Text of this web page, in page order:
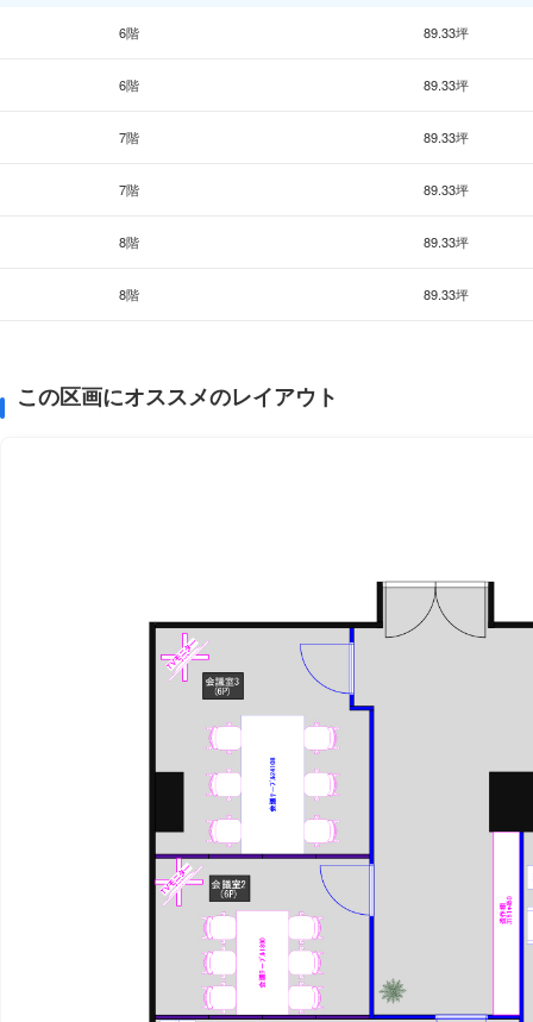
6階 89.33坪
6階 89.33坪
7階 89.33坪
7階 89.33坪
8階 89.33坪
8階 89.33坪
この区画にオススメのレイアウト